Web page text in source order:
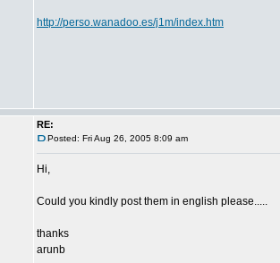
http://perso.wanadoo.es/j1m/index.htm
RE:
Posted: Fri Aug 26, 2005 8:09 am
Hi,
Could you kindly post them in english please.....
thanks
arunb